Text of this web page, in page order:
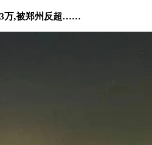
万,被郑州反超……